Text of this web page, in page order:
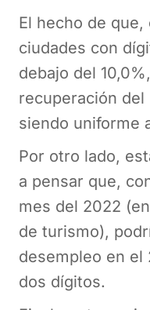
El hecho de
ciudades con
debajo del
recuperación del
siendo uniforme
Por otro lado,
a pensar que,
mes del 2022
de turismo),
desempleo en el
dos dígitos.